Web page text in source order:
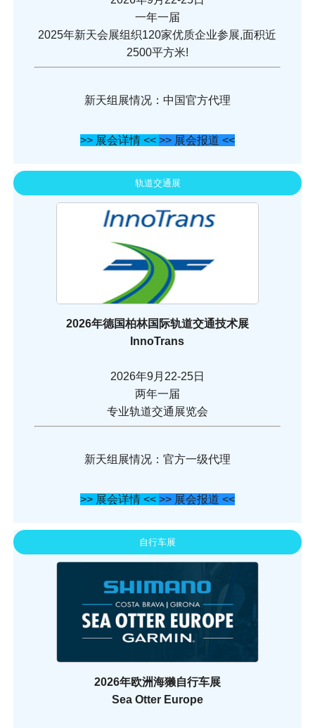
一年一届
2025年新天会展组织120家优质企业参展,面积近
2500平方米!
新天组展情况：中国官方代理
>> 展会详情 << >> 展会报道 <<
轨道交通展
2026年德国柏林国际轨道交通技术展
InnoTrans
2026年9月22-25日
两年一届
专业轨道交通展览会
新天组展情况：官方一级代理
>> 展会详情 << >> 展会报道 <<
自行车展
2026年欧洲海獭自行车展
Sea Otter Europe